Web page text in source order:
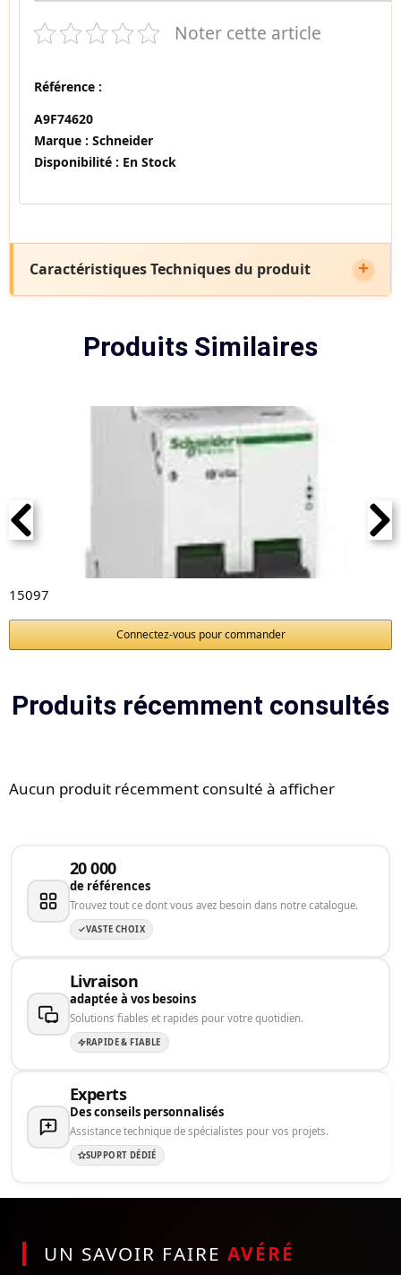
Noter cette article
Référence :
A9F74620
Marque : Schneider
Disponibilité : En Stock
Caractéristiques Techniques du produit
Produits Similaires
15097
Connectez-vous pour commander
Produits récemment consultés
Aucun produit récemment consulté à afficher
20 000
de références
Trouvez tout ce dont vous avez besoin dans notre catalogue.
VASTE CHOIX
Livraison
adaptée à vos besoins
Solutions fiables et rapides pour votre quotidien.
RAPIDE & FIABLE
Experts
Des conseils personnalisés
Assistance technique de spécialistes pour vos projets.
SUPPORT DÉDIÉ
UN SAVOIR FAIRE AVÉRÉ